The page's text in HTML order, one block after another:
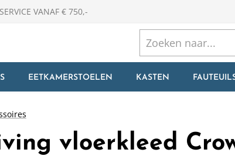
VANAF € 750,-
EETKAMERSTOELEN KASTEN
vloerkleed